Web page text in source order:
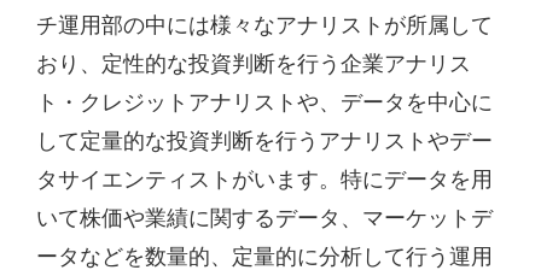
チ運用部の中には様々なアナリストが所属して
おり、定性的な投資判断を行う企業アナリス
ト・クレジットアナリストや、データを中心に
して定量的な投資判断を行うアナリストやデー
タサイエンティストがいます。特にデータを用
いて株価や業績に関するデータ、マーケットデ
ータなどを数量的、定量的に分析して行う運用